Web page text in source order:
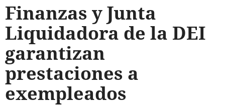
Finanzas y Junta
Liquidadora de la DEI
garantizan
prestaciones a
exempleados